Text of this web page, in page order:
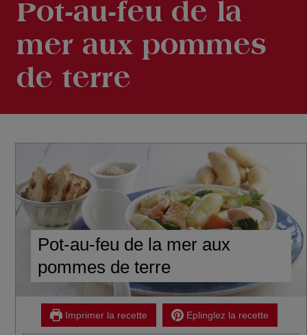
Pot-au-feu de la
mer aux pommes
de terre
Pot-au-feu de la mer aux
pommes de terre
Imprimer la recette Eplinglez la recette